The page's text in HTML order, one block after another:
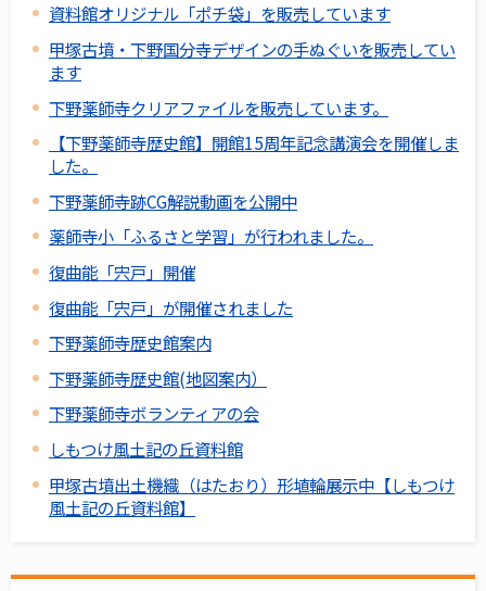
資料館オリジナル「ポチ袋」を販売しています
甲塚古墳・下野国分寺デザインの手ぬぐいを販売してい
ます
下野薬師寺クリアファイルを販売しています。
【下野薬師寺歴史館】開館15周年記念講演会を開催しま
した。
下野薬師寺跡CG解説動画を公開中
薬師寺小「ふるさと学習」が行われました。
復曲能「宍戸」開催
復曲能「宍戸」が開催されました
下野薬師寺歴史館案内
下野薬師寺歴史館(地図案内）
下野薬師寺ボランティアの会
しもつけ風土記の丘資料館
甲塚古墳出土機織（はたおり）形埴輪展示中【しもつけ
風土記の丘資料館】